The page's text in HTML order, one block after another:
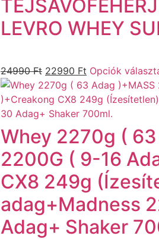
LEVRO WHEY
24990Ft 22990 Ft Opciók
Whey 2270g (
2200G ( 9-16
CX8 249g
adag+Madness
Adag+ Shaker